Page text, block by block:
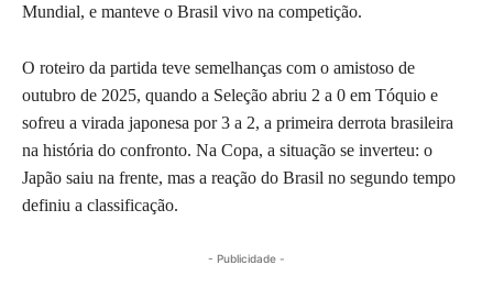
Mundial, e manteve o Brasil vivo na competição.
O roteiro da partida teve semelhanças com o amistoso de
outubro de 2025, quando a Seleção abriu 2 a 0 em Tóquio e
sofreu a virada japonesa por 3 a 2, a primeira derrota brasileira
na história do confronto. Na Copa, a situação se inverteu: o
Japão saiu na frente, mas a reação do Brasil no segundo tempo
definiu a classificação.
- Publicidade -